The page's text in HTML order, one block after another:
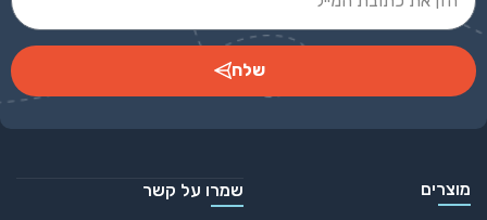
שלח
מוצרים שמרו על קשר